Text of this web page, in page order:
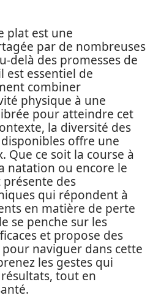
plat est une
par de nombreuses
delà des promesses de
est essentiel de
combiner
physique à une
pour atteindre cet
la diversité des
offre une
Que ce soit la course à
natation ou encore le
présente des
qui répondent à
en matière de perte
se penche sur les
et propose des
naviguer dans cette
les gestes qui
tout en